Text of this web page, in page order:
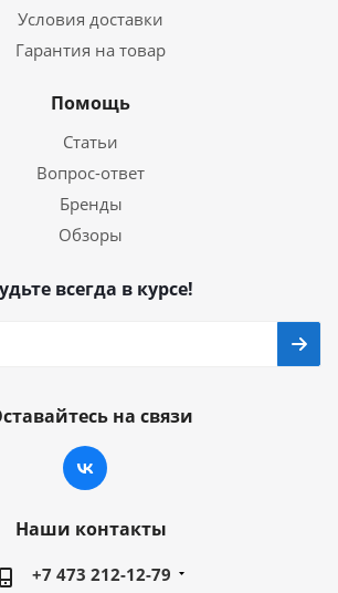
Условия доставки
Гарантия на товар
Помощь
Статьи
Вопрос-ответ
Бренды
Обзоры
всегда в курсе!
на связи
Наши контакты
+7 473 212-12-79